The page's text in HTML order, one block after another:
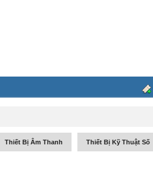
Thiết Bị Âm Thanh Thiết Bị Kỹ Thuật Số